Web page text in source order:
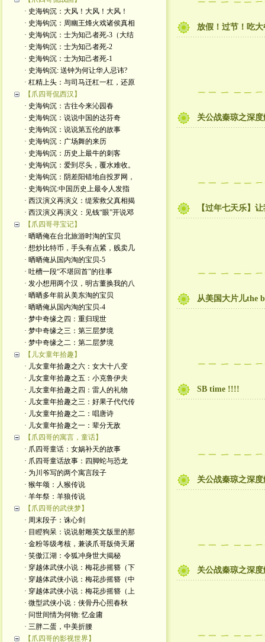
· 史海钩沉：大风！大风！大风！
· 史海钩沉：周幽王烽火戏诸侯真相
· 史海钩沉：士为知己者死-3（大结
· 史海钩沉：士为知己者死-2
· 史海钩沉：士为知己者死-1
· 史海钩沉: 送钟为何让华人忌讳?
· 杠精上头：与司马迁杠一杠，还原
【爪四哥侃西汉】
· 史海钩沉：古往今来沁园春
· 史海钩沉：说说中国的达芬奇
· 史海钩沉：说说第五伦的故事
· 史海钩沉：广场舞的来历
· 史海钩沉：历史上最牛的刺客
· 史海钩沉：爱到尽头，覆水难收。
· 史海钩沉：阴差阳错地自投罗网，
· 史海钩沉:中国历史上最令人发指
· 西汉演义再演义：缇萦救父真相揭
· 西汉演义再演义：见钱“眼”开说邓
【爪四哥寻宝记】
· 晒晒俺在台北旅游时淘的宝贝
· 想炒比特币，手头有点紧，贱卖几
· 晒晒俺从国内淘的宝贝-5
· 吐槽一段“不堪回首”的往事
· 发小想用两个汉，明古董换我的八
· 晒晒多年前从美东淘的宝贝
· 晒晒俺从国内淘的宝贝-4
· 梦中奇缘之四：重归现世
· 梦中奇缘之三：第三层梦境
· 梦中奇缘之二：第二层梦境
【儿女童年拾趣】
· 儿女童年拾趣之六：女大十八变
· 儿女童年拾趣之五：小克鲁伊夫
· 儿女童年拾趣之四：雷人的礼物
· 儿女童年拾趣之三：好果子代代传
· 儿女童年拾趣之二：唱唐诗
· 儿女童年拾趣之一：辈分无敌
【爪四哥的寓言，童话】
· 爪四哥童话：女娲补天的故事
· 爪四哥童话故事：四脚蛇与恐龙
· 为川爷写的两个寓言段子
· 猴年颂：人猴传说
· 羊年祭：羊狼传说
【爪四哥的武侠梦】
· 周末段子：诛心剑
· 目瞪狗呆：说说射雕英文版里的那
· 金粉等级考核，兼谈爪哥版倚天屠
· 笑傲江湖：令狐冲身世大揭秘
· 穿越体武侠小说：梅花步摇簪（下
· 穿越体武侠小说：梅花步摇簪（中
· 穿越体武侠小说：梅花步摇簪（上
· 微型武侠小说：侠骨丹心照春秋
· 问世间情为何物: 忆金庸
· 三胖二蛋，中美折腰
【爪四哥的影视世界】
放假！过节！吃
关公战秦琼之深
【过年七天乐】
从美国大片儿the
SB time !!!!
关公战秦琼之深
关公战秦琼之深